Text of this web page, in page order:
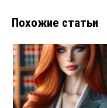
Похожие статьи